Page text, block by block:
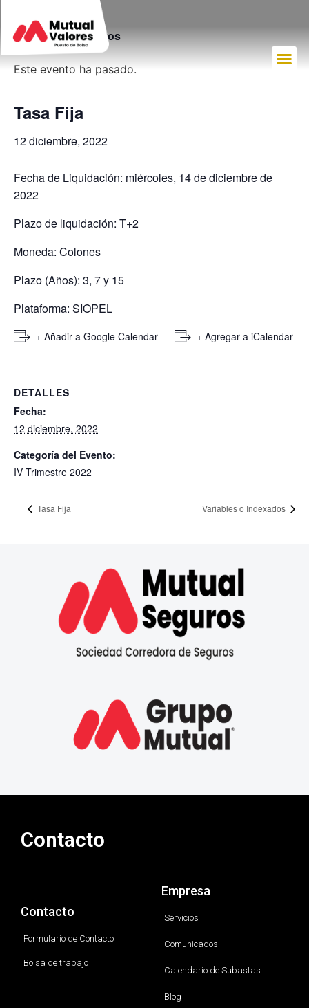
« Todos los Eventos
Este evento ha pasado.
Tasa Fija
12 diciembre, 2022
Fecha de Liquidación: miércoles, 14 de diciembre de
2022
Plazo de liquidación: T+2
Moneda: Colones
Plazo (Años): 3, 7 y 15
Plataforma: SIOPEL
+ Añadir a Google Calendar + Agregar a iCalendar
DETALLES
Fecha:
12 diciembre, 2022
Categoría del Evento:
IV Trimestre 2022
Tasa Fija Variables o Indexados
Contacto
Contacto
Formulario de Contacto
Bolsa de trabajo
Empresa
Servicios
Comunicados
Calendario de Subastas
Blog